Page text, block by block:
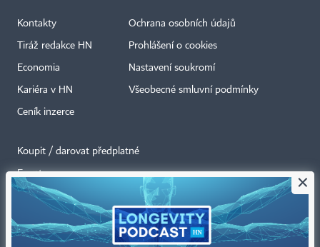
Kontakty
Tiráž redakce HN
Economia
Kariéra v HN
Ceník inzerce
Ochrana osobních údajů
Prohlášení o cookies
Nastavení soukromí
Všeobecné smluvní podmínky
Koupit / darovat předplatné
Eventy
Newslettery
×